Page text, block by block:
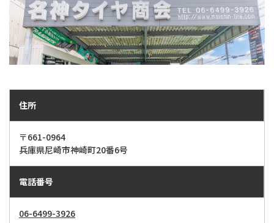
住所
〒661-0964
兵庫県尼崎市神崎町20番6号
電話番号
06-6499-3926